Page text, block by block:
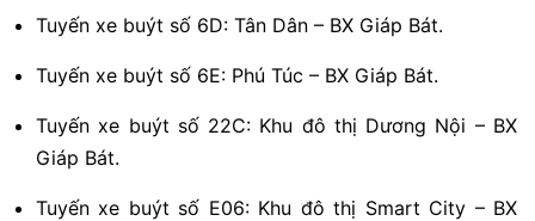
Tuyến xe buýt số 6D: Tân Dân – BX Giáp Bát.
Tuyến xe buýt số 6E: Phú Túc – BX Giáp Bát.
Tuyến xe buýt số 22C: Khu đô thị Dương Nội – BX
Giáp Bát.
Tuyến xe buýt số E06: Khu đô thị Smart City – BX